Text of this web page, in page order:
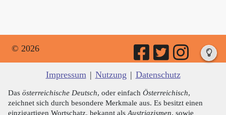
© 2026
Impressum | Nutzung | Datenschutz
Das österreichische Deutsch, oder einfach Österreichisch,
zeichnet sich durch besondere Merkmale aus. Es besitzt einen
einzigartigen Wortschatz, bekannt als Austriazismen, sowie